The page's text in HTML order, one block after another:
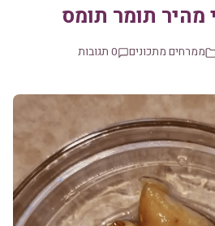
מהיר תומר תומס
ממרחים מתכונים 0 תגובות